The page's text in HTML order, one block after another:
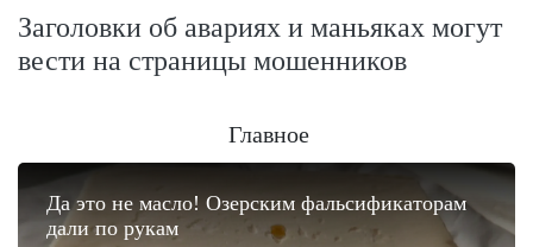
Заголовки об авариях и маньяках могут
вести на страницы мошенников
Главное
Да это не масло! Озерским фальсификаторам
дали по рукам